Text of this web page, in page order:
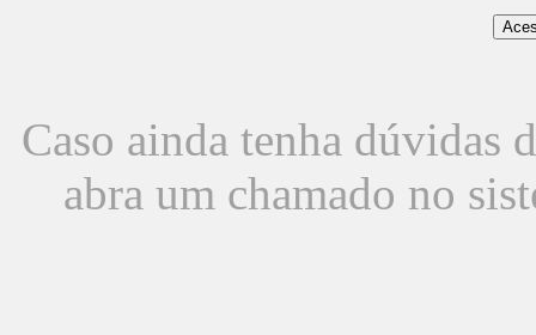
Caso ainda tenha dúvidas
abra um chamado no